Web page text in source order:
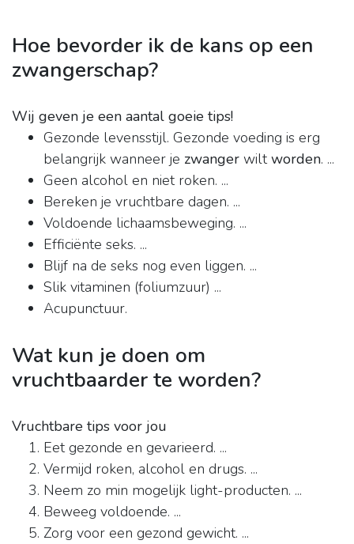
Hoe bevorder ik de kans op een
zwangerschap?
Wij geven je een aantal goeie tips!
Gezonde levensstijl. Gezonde voeding is erg
belangrijk wanneer je zwanger wiltworden. ...
Geen alcohol en niet roken. ...
Bereken je vruchtbare dagen. ...
Voldoende lichaamsbeweging. ...
Efficiënte seks. ...
Blijf na de seks nog even liggen. ...
Slik vitaminen (foliumzuur) ...
Acupunctuur.
Wat kun je doen om
vruchtbaarder te worden?
Vruchtbare tips voor jou
Eet gezonde en gevarieerd. ...
Vermijd roken, alcohol en drugs. ...
Neem zo min mogelijk light-producten. ...
Beweeg voldoende. ...
Zorg voor een gezond gewicht. ...